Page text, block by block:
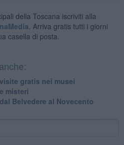
della Toscana iscriviti alla
Arriva gratis tutti i giorni
casella di posta.
gratis nei musei
misteri
Belvedere al Novecento